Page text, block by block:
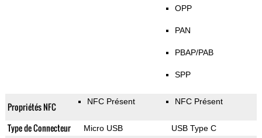
OPP
PAN
PBAP/PAB
SPP
Propriétés NFC NFC Présent NFC Présent
Type de Connecteur Micro USB USB Type C